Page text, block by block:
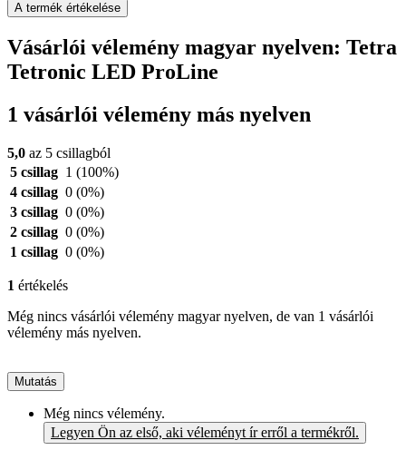
A termék értékelése
Vásárlói vélemény magyar nyelven: Tetra
Tetronic LED ProLine
1 vásárlói vélemény más nyelven
5,0 az 5 csillagból
5 csillag 1 (100%)
4 csillag 0 (0%)
3 csillag 0 (0%)
2 csillag 0 (0%)
1 csillag 0 (0%)
1 értékelés
Még nincs vásárlói vélemény magyar nyelven, de van 1 vásárlói
vélemény más nyelven.
Mutatás
Még nincs vélemény.
Legyen Ön az első, aki véleményt ír erről a termékről.